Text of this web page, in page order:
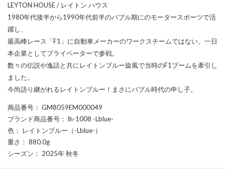
LEYTON HOUSE / レイトン ハウス
1980年代後半から1990年代前半のバブル期にのモータースポーツで活
躍し、
最高峰レース「F1」に自動車メーカーのワークスチームではない、一日
本企業としてプライベーターで参戦。
数々の伝説や逸話と共にレイトンブルー旋風で当時のF1ブームを牽引し
ました。
今尚語り継がれるレイトンブルー！まさにバブル時代の申し子。
商品番号 ： GM8059EM000049
ブランド商品番号 ： lh-1008 -Lblue-
色 ： レイトンブルー（-Lblue-）
重さ ： 880.0g
シーズン ： 2025年 秋冬